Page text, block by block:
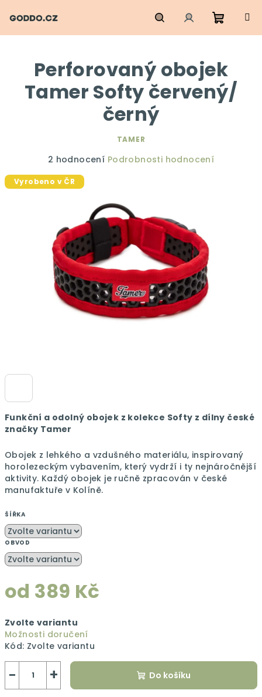
na
HledatPřihlášení
košík
Funkční a odolný obojek z kolekce Softy z dílny české
značky Tamer
Obojek z lehkého a vzdušného materiálu, inspirovaný
horolezeckým vybavením, který vydrží i ty nejnáročnější
aktivity. Každý obojek je ručně zpracován v české
manufaktuře v Kolíně.
ŠÍŘKA
OBVOD
od 389 Kč
cena:
Zvolte variantu
Možnosti doručení
Kód: Zvolte variantu
+
− Do košíku
Perforovaný obojek
Tamer Softy červený/
černý
TAMER
Průměrné
produktu
hvězdiček.
2 hodnocení Podrobnosti hodnocení
Vyrobeno v ČR